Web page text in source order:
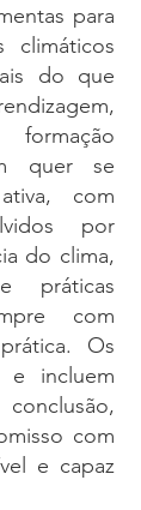
para
climáticos
do que
quer se
com
por
do clima,
práticas
com
Os
e incluem
com
e capaz